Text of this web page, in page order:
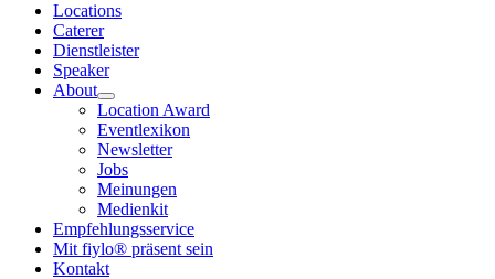
Locations
Caterer
Dienstleister
Speaker
About
Location Award
Eventlexikon
Newsletter
Jobs
Meinungen
Medienkit
Empfehlungsservice
Mit fiylo® präsent sein
Kontakt